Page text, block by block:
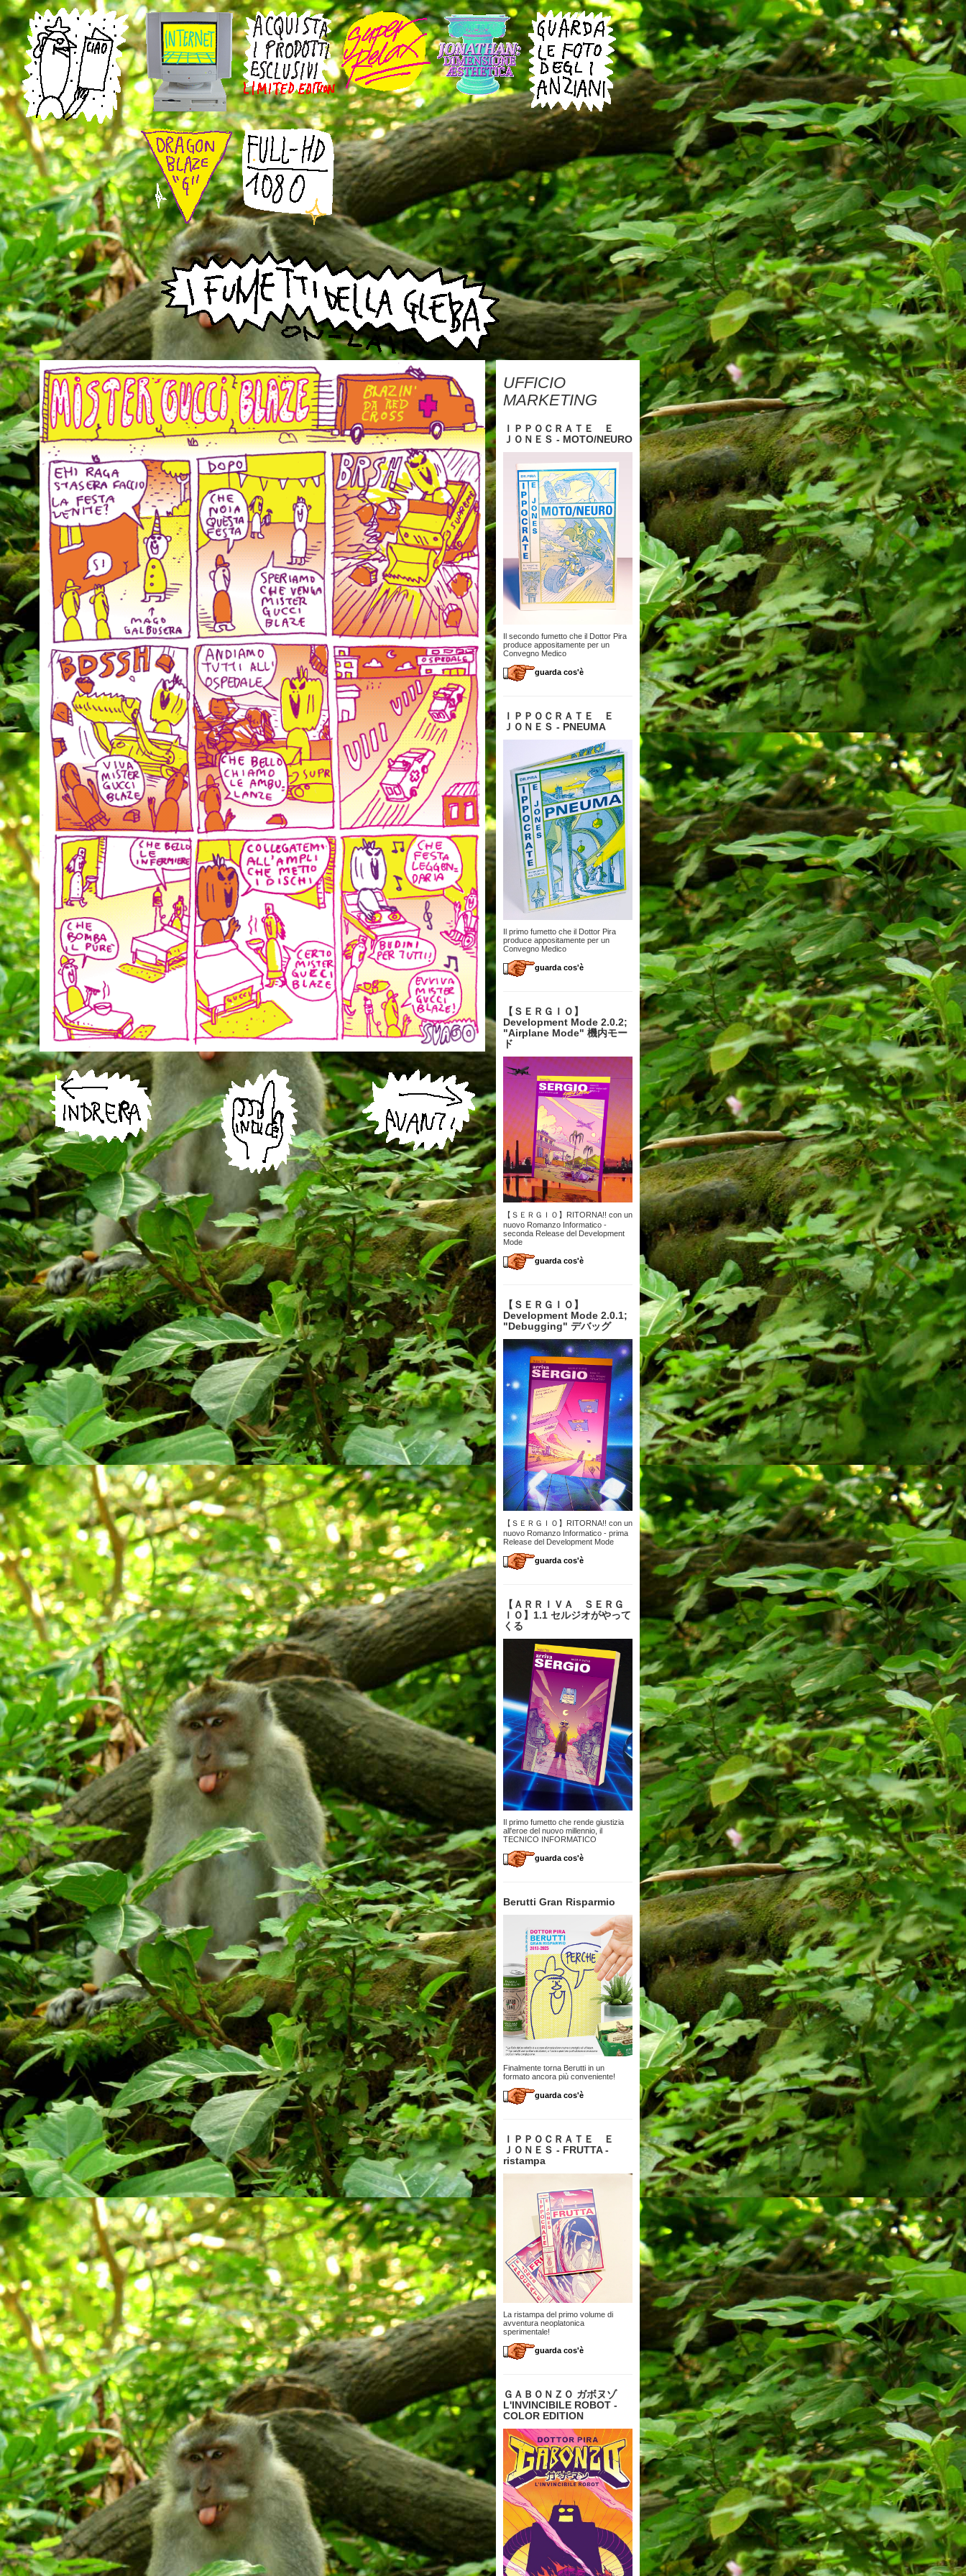
UFFICIO
MARKETING
ＩＰＰＯＣＲＡＴＥ Ｅ
ＪＯＮＥＳ - MOTO/NEURO
Il secondo fumetto che il Dottor Pira
produce appositamente per un
Convegno Medico
guarda cos'è
ＩＰＰＯＣＲＡＴＥ Ｅ
ＪＯＮＥＳ - PNEUMA
Il primo fumetto che il Dottor Pira
produce appositamente per un
Convegno Medico
guarda cos'è
【 ＳＥＲＧＩＯ】
Development Mode 2.0.2;
"Airplane Mode" 機内モー
ド
【ＳＥＲＧＩＯ】RITORNA!! con un
nuovo Romanzo Informatico -
seconda Release del Development
Mode
guarda cos'è
【 ＳＥＲＧＩＯ】
Development Mode 2.0.1;
"Debugging" デバッグ
【ＳＥＲＧＩＯ】RITORNA!! con un
nuovo Romanzo Informatico - prima
Release del Development Mode
guarda cos'è
【 ＡＲＲＩＶＡ ＳＥＲＧ
ＩＯ】1.1 セルジオがやって
くる
Il primo fumetto che rende giustizia
all'eroe del nuovo millennio, il
TECNICO INFORMATICO
guarda cos'è
Berutti Gran Risparmio
Finalmente torna Berutti in un
formato ancora più conveniente!
guarda cos'è
ＩＰＰＯＣＲＡＴＥ Ｅ
ＪＯＮＥＳ - FRUTTA -
ristampa
La ristampa del primo volume di
avventura neoplatonica
sperimentale!
guarda cos'è
ＧＡＢＯＮＺＯ ガボヌゾ
L'INVINCIBILE ROBOT -
COLOR EDITION